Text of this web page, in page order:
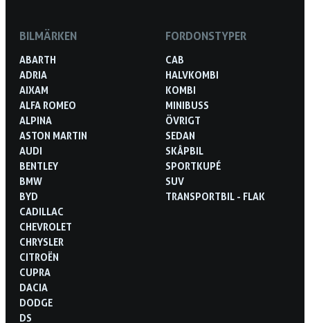
BILMÄRKEN
ABARTH
ADRIA
AIXAM
ALFA ROMEO
ALPINA
ASTON MARTIN
AUDI
BENTLEY
BMW
BYD
CADILLAC
CHEVROLET
CHRYSLER
CITROËN
CUPRA
DACIA
DODGE
DS
FORDONSTYPER
CAB
HALVKOMBI
KOMBI
MINIBUSS
ÖVRIGT
SEDAN
SKÅPBIL
SPORTKUPÉ
SUV
TRANSPORTBIL - FLAK